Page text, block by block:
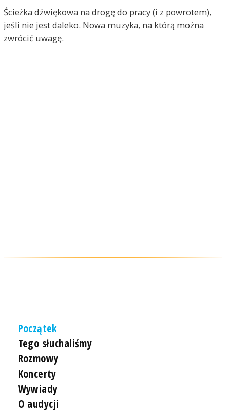
Ścieżka dźwiękowa na drogę do pracy (i z powrotem),
jeśli nie jest daleko. Nowa muzyka, na którą można
zwrócić uwagę.
Początek
Tego słuchaliśmy
Rozmowy
Koncerty
Wywiady
O audycji